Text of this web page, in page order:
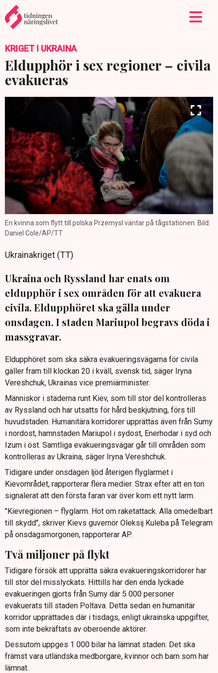
KRIGET I UKRAINA
Eldupphör i sex regioner – civila
evakueras
En kvinna som flytt till polska Przemysl väntar på tågstationen. Bild:
Daniel Cole/AP/TT
Ukrainakriget (TT)
Ukraina och Ryssland har enats om
eldupphör i sex områden för att evakuera
civila. Eldupphöret ska gälla under
onsdagen. I staden Mariupol begravs döda i
massgravar.
Eldupphöret som ska säkra evakueringsvägarna för civila
gäller fram till klockan 20 i kväll, svensk tid, säger Iryna
Vereshchuk, Ukrainas vice premiärminister.
Människor i städerna runt Kiev, som till stor del kontrolleras
av Ryssland och har utsatts för hård beskjutning, förs till
huvudstaden. Humanitära korridorer upprättas även från Sumy
i nordost, hamnstaden Mariupol i sydost, Enerhodar i syd och
Izum i öst. Samtliga evakueringsvägar går till områden som
kontrolleras av Ukraina, säger Iryna Vereshchuk.
Tidigare under onsdagen ljöd återigen flyglarmet i
Kievområdet, rapporterar flera medier. Strax efter att en ton
signalerat att den första faran var över kom ett nytt larm.
"Kievregionen – flyglarm. Hot om raketattack. Alla omedelbart
till skydd", skriver Kievs guvernör Oleksij Kuleba på Telegram
på onsdagsmorgonen, rapporterar AP.
Två miljoner på flykt
Tidigare försök att upprätta säkra evakueringskorridorer har
till stor del misslyckats. Hittills har den enda lyckade
evakueringen gjorts från Sumy där 5 000 personer
evakuerats till staden Poltava. Detta sedan en humanitär
korridor upprättades där i tisdags, enligt ukrainska uppgifter,
som inte bekräftats av oberoende aktörer.
Dessutom uppges 1 000 bilar ha lämnat staden. Det ska
främst vara utländska medborgare, kvinnor och barn som har
lämnat.